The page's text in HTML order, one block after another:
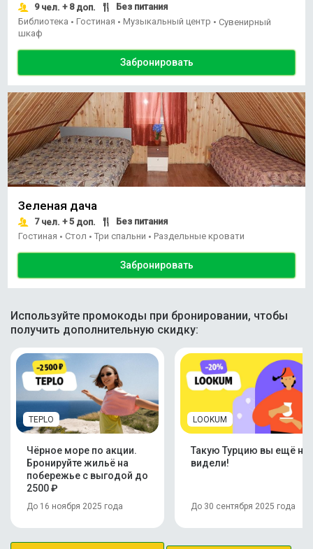
9чел. + 8доп.
Без питания
Библиотека • Гостиная • Музыкальный центр • Сувенирный
шкаф
Забронировать
Зеленая дача
7чел. + 5 доп.
Без питания
Гостиная • Стол • Три спальни • Раздельные кровати
Забронировать
Используйте промокоды при бронировании, чтобы
получить дополнительную скидку:
TEPLO
Чёрное море по акции.
Бронируйте жильё на
побережье с выгодой до
2500 ₽
До 16 ноября 2025 года
LOOKUM
Такую Турцию вы ещё не
видели!
До 30 сентября 2025 года